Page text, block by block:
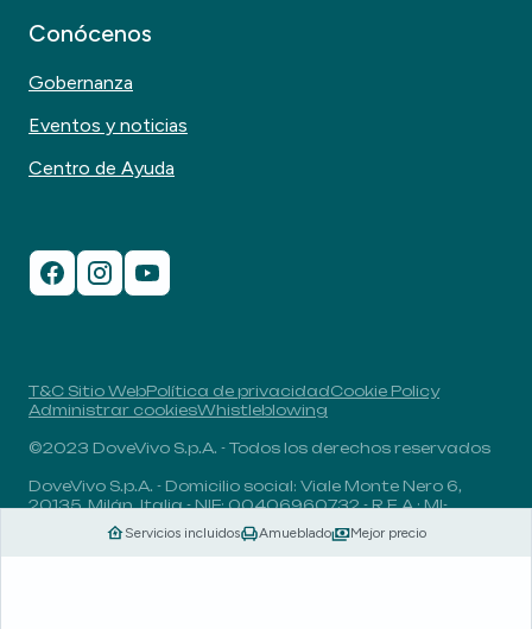
Servicios incluidos Amueblado Mejor precio
Conócenos
Gobernanza
Eventos y noticias
Centro de Ayuda
T&C Sitio WebPolítica de privacidadCookie Policy
Administrar cookiesWhistleblowing
©2023 DoveVivo S.p.A. - Todos los derechos reservados
DoveVivo S.p.A. - Domicilio social: Viale Monte Nero 6,
20135, Milán, Italia - NIF: 00406960732 - R.E.A.: MI-
1838078 - Capital social: 1.829.649,81 euros totalmente
desembolsado